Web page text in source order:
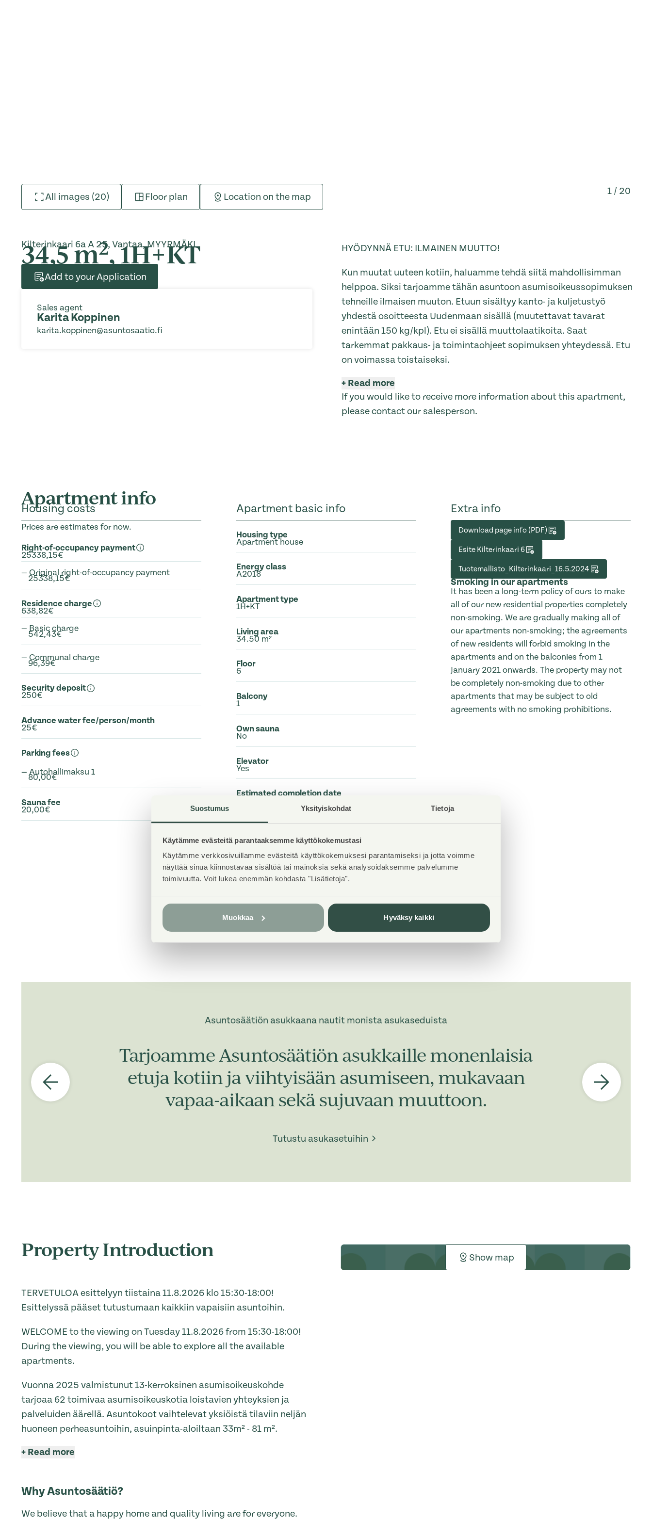
Suostumus Yksityiskohdat Tietoja
Käytämme evästeitä parantaaksemme käyttökokemustasi
Käytämme verkkosivuillamme evästeitä käyttökokemuksesi parantamiseksi ja jotta voimme
näyttää sinua kiinnostavaa sisältöä tai mainoksia sekä analysoidaksemme palvelumme
toimivuutta. Voit lukea enemmän kohdasta "Lisätietoja".
Muokkaa Hyväksy kaikki
All images (20) Floor plan Location on the map
1 / 20
Kilterinkaari 6a A 25, Vantaa, MYYRMÄKI
34,5 m2, 1H+KT
Add to your Application
Sales agent
Karita Koppinen
karita.koppinen@asuntosaatio.fi
HYÖDYNNÄ ETU: ILMAINEN MUUTTO!
Kun muutat uuteen kotiin, haluamme tehdä siitä mahdollisimman
helppoa. Siksi tarjoamme tähän asuntoon asumisoikeussopimuksen
tehneille ilmaisen muuton. Etuun sisältyy kanto- ja kuljetustyö
yhdestä osoitteesta Uudenmaan sisällä (muutettavat tavarat
enintään 150 kg/kpl). Etu ei sisällä muuttolaatikoita. Saat
tarkemmat pakkaus- ja toimintaohjeet sopimuksen yhteydessä. Etu
on voimassa toistaiseksi.
+ Read more
If you would like to receive more information about this apartment,
please contact our salesperson.
Apartment info
Housing costs
Prices are estimates for now.
Right-of-occupancy payment
25338,15€
— Original right-of-occupancy payment
25338,15€
Residence charge
638,82€
— Basic charge
542,43€
— Communal charge
96,39€
Security deposit
250€
Advance water fee/person/month
25€
Parking fees
— Autohallimaksu 1
80,00€
Sauna fee
20,00€
Apartment basic info
Housing type
Apartment house
Energy class
A2018
Apartment type
1H+KT
Living area
34.50 m²
Floor
6
Balcony
1
Own sauna
No
Elevator
Yes
Estimated completion date
Condition
Pets
Allowed
DNA Netti
Extra info
Download page info (PDF)
Esite Kilterinkaari 6
Tuotemallisto_Kilterinkaari_16.5.2024
Smoking in our apartments
It has been a long-term policy of ours to make
all of our new residential properties completely
non-smoking. We are gradually making all of
our apartments non-smoking; the agreements
of new residents will forbid smoking in the
apartments and on the balconies from 1
January 2021 onwards. The property may not
be completely non-smoking due to other
apartments that may be subject to old
agreements with no smoking prohibitions.
Asuntosäätiön asukkaana nautit monista asukaseduista
Tarjoamme Asuntosäätiön asukkaille monenlaisia
etuja kotiin ja viihtyisään asumiseen, mukavaan
vapaa-aikaan sekä sujuvaan muuttoon.
Tutustu asukasetuihin
Property Introduction
TERVETULOA esittelyyn tiistaina 11.8.2026 klo 15:30-18:00!
Esittelyssä pääset tutustumaan kaikkiin vapaisiin asuntoihin.
WELCOME to the viewing on Tuesday 11.8.2026 from 15:30-18:00!
During the viewing, you will be able to explore all the available
apartments.
Vuonna 2025 valmistunut 13-kerroksinen asumisoikeuskohde
tarjoaa 62 toimivaa asumisoikeuskotia loistavien yhteyksien ja
palveluiden äärellä. Asuntokoot vaihtelevat yksiöistä tilaviin neljän
huoneen perheasuntoihin, asuinpinta-aloiltaan 33m² - 81 m².
+ Read more
Why Asuntosäätiö?
We believe that a happy home and quality living are for everyone.
Show map